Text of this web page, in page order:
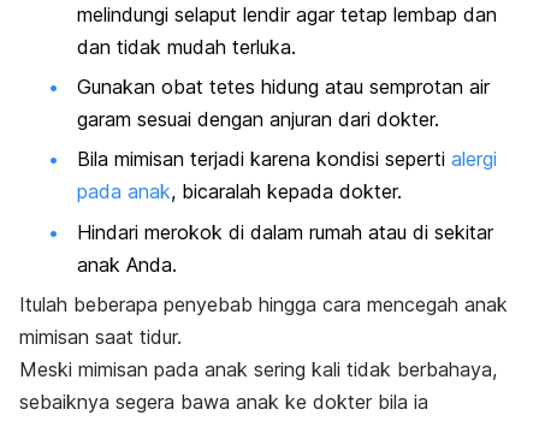
melindungi selaput lendir agar tetap lembap dan
dan tidak mudah terluka.
Gunakan obat tetes hidung atau semprotan air
garam sesuai dengan anjuran dari dokter.
Bila mimisan terjadi karena kondisi seperti alergi
pada anak, bicaralah kepada dokter.
Hindari merokok di dalam rumah atau di sekitar
anak Anda.
Itulah beberapa penyebab hingga cara mencegah anak
mimisan saat tidur.
Meski mimisan pada anak sering kali tidak berbahaya,
sebaiknya segera bawa anak ke dokter bila ia